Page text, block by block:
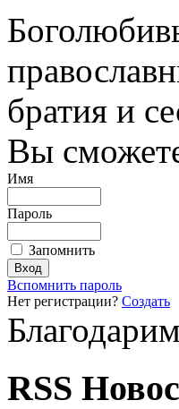
братия и
Вы
Имя
Пароль
Запомнить
Вспомнить пароль
Нет регистрации? Создать
RSS